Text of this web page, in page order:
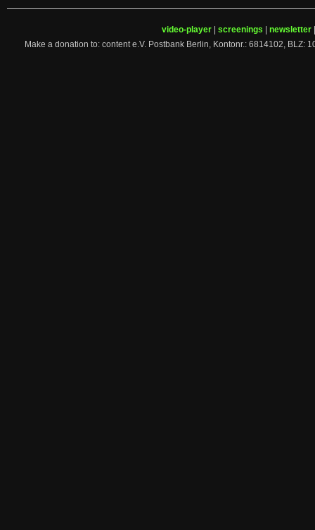
video-player screenings newsletter
Make a donation to: content e.V. Postbank Berlin, Kontonr.: 6814102, BLZ: